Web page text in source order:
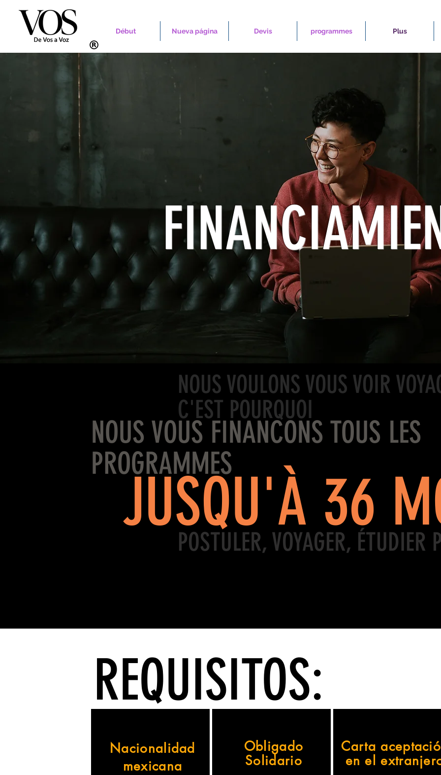
Début Nueva página Devis programmes Plus
NOUS VOULONS VOUS VOIR
C'EST POURQUOI
NOUS VOUS FINANCONS TOUS LES
PROGRAMMES
JUSQU'À 36
POSTULER, VOYAGER, ÉTUDIER
REQUISITOS:
Nacionalidad
mexicana
Obligado
Solidario
Carta
en el